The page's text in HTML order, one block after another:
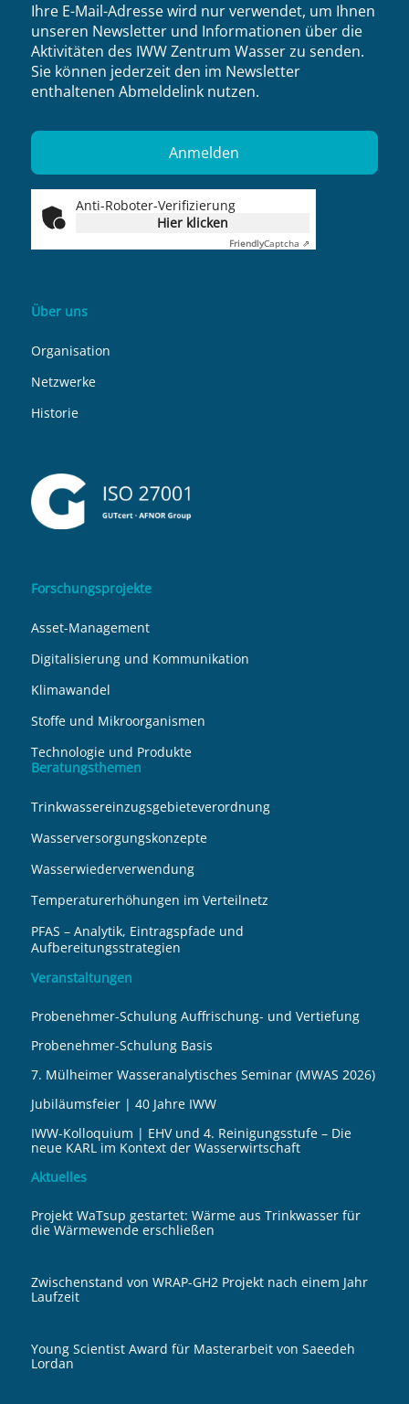
Ihre E-Mail-Adresse wird nur verwendet, um Ihnen
unseren Newsletter und Informationen über die
Aktivitäten des IWW Zentrum Wasser zu senden.
Sie können jederzeit den im Newsletter
enthaltenen Abmeldelink nutzen.
Anti-Roboter-Verifizierung
Hier klicken
FriendlyCaptcha ⇗
Über uns
Organisation
Netzwerke
Historie
Forschungsprojekte
Asset-Management
Digitalisierung und Kommunikation
Klimawandel
Stoffe und Mikroorganismen
Technologie und Produkte
Beratungsthemen
Trinkwassereinzugsgebieteverordnung
Wasserversorgungskonzepte
Wasserwiederverwendung
Temperaturerhöhungen im Verteilnetz
PFAS – Analytik, Eintragspfade und
Aufbereitungsstrategien
Veranstaltungen
Probenehmer-Schulung Auffrischung- und Vertiefung
Probenehmer-Schulung Basis
7. Mülheimer Wasseranalytisches Seminar (MWAS 2026)
Jubiläumsfeier | 40 Jahre IWW
IWW-Kolloquium | EHV und 4. Reinigungsstufe – Die
neue KARL im Kontext der Wasserwirtschaft
Aktuelles
Projekt WaTsup gestartet: Wärme aus Trinkwasser für
die Wärmewende erschließen
Zwischenstand von WRAP-GH2 Projekt nach einem Jahr
Laufzeit
Young Scientist Award für Masterarbeit von Saeedeh
Lordan